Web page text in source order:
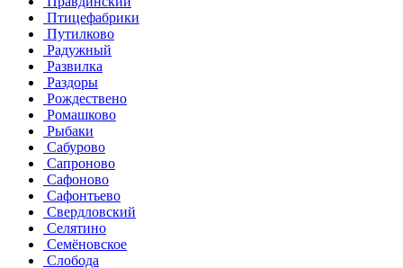
Птицефабрики
Путилково
Радужный
Развилка
Раздоры
Рождествено
Ромашково
Рыбаки
Сабурово
Сапроново
Сафоново
Сафонтьево
Свердловский
Селятино
Семёновское
Слобода